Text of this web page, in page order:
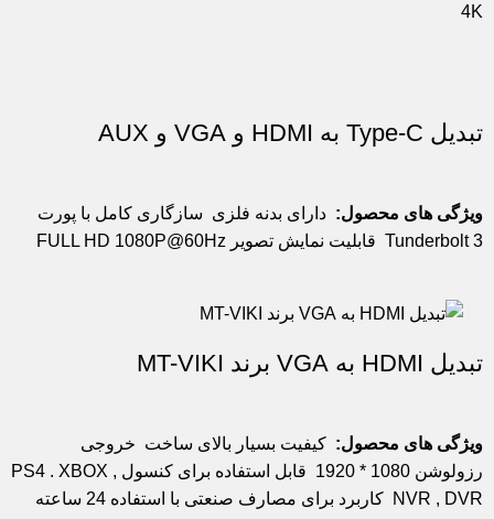
4K
تبدیل Type-C به HDMI و VGA و AUX
ویژگی های محصول: دارای بدنه فلزی سازگاری کامل با پورت
Tunderbolt 3 قابلیت نمایش تصویر FULL HD 1080P@60Hz
تبدیل HDMI به VGA برند MT-VIKI
ویژگی های محصول: کیفیت بسیار بالای ساخت خروجی
رزولوشن 1080 * 1920
قابل استفاده برای کنسول PS4 . XBOX ,
NVR , DVR کاربرد برای مصارف صنعتی با استفاده 24 ساعته